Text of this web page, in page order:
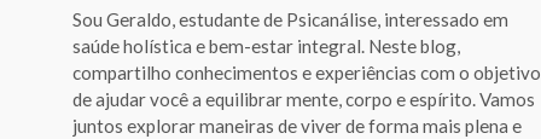
Sou Geraldo, estudante de Psicanálise, interessado em
saúde holística e bem-estar integral. Neste blog,
compartilho conhecimentos e experiências com o objetivo
de ajudar você a equilibrar mente, corpo e espírito. Vamos
juntos explorar maneiras de viver de forma mais plena e